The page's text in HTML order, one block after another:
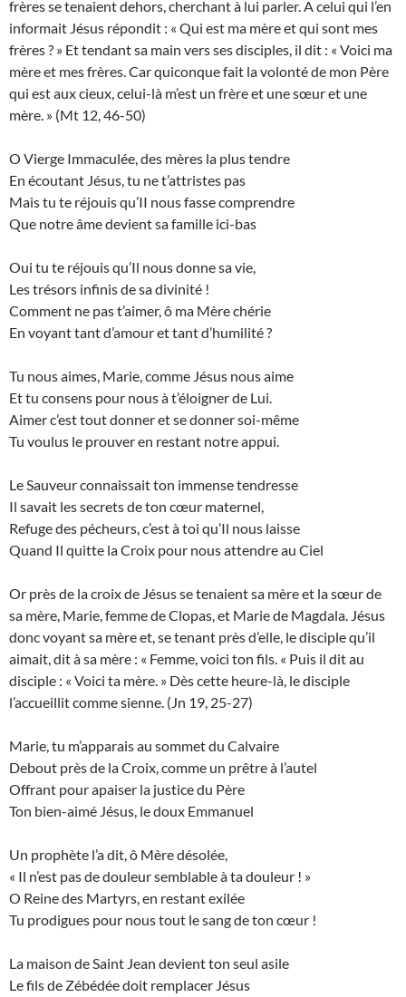
frères se tenaient dehors, cherchant à lui parler. A celui qui l’en
informait Jésus répondit : « Qui est ma mère et qui sont mes
frères ? » Et tendant sa main vers ses disciples, il dit : « Voici ma
mère et mes frères. Car quiconque fait la volonté de mon Père
qui est aux cieux, celui-là m’est un frère et une sœur et une
mère. » (Mt 12, 46-50)
O Vierge Immaculée, des mères la plus tendre
En écoutant Jésus, tu ne t’attristes pas
Mais tu te réjouis qu’II nous fasse comprendre
Que notre âme devient sa famille ici-bas
Oui tu te réjouis qu’Il nous donne sa vie,
Les trésors infinis de sa divinité !
Comment ne pas t’aimer, ô ma Mère chérie
En voyant tant d’amour et tant d’humilité ?
Tu nous aimes, Marie, comme Jésus nous aime
Et tu consens pour nous à t’éloigner de Lui.
Aimer c’est tout donner et se donner soi-même
Tu voulus le prouver en restant notre appui.
Le Sauveur connaissait ton immense tendresse
Il savait les secrets de ton cœur maternel,
Refuge des pécheurs, c’est à toi qu’Il nous laisse
Quand Il quitte la Croix pour nous attendre au Ciel
Or près de la croix de Jésus se tenaient sa mère et la sœur de
sa mère, Marie, femme de Clopas, et Marie de Magdala. Jésus
donc voyant sa mère et, se tenant près d’elle, le disciple qu’il
aimait, dit à sa mère : « Femme, voici ton fils. « Puis il dit au
disciple : « Voici ta mère. » Dès cette heure-là, le disciple
l’accueillit comme sienne. (Jn 19, 25-27)
Marie, tu m’apparais au sommet du Calvaire
Debout près de la Croix, comme un prêtre à l’autel
Offrant pour apaiser la justice du Père
Ton bien-aimé Jésus, le doux Emmanuel
Un prophète l’a dit, ô Mère désolée,
« Il n’est pas de douleur semblable à ta douleur ! »
O Reine des Martyrs, en restant exilée
Tu prodigues pour nous tout le sang de ton cœur !
La maison de Saint Jean devient ton seul asile
Le fils de Zébédée doit remplacer Jésus